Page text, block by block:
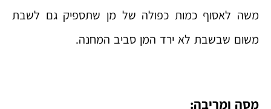
משה לאסוף כמות כפולה של מן שתספיק גם לשבת
משום שבשבת לא ירד המן סביב המחנה.
מסה ומריבה: